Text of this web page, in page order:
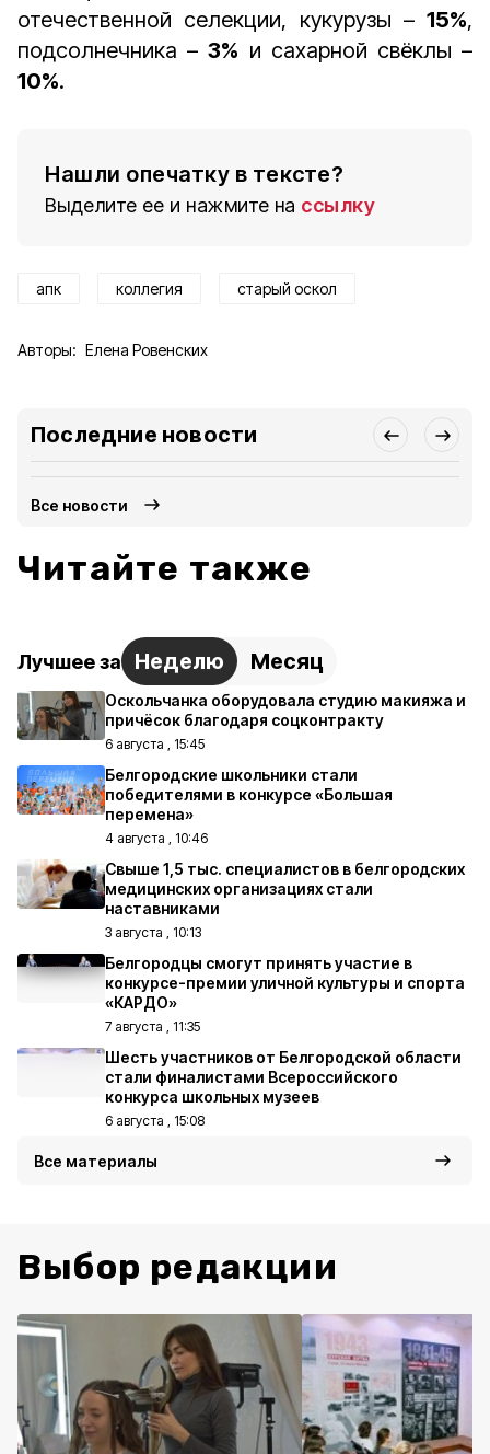
отечественной селекции, кукурузы – 15%,
подсолнечника –3% и сахарной свёклы –
10%.
Нашли опечатку в тексте?
Выделите ее и нажмите на ссылку
апк коллегия старый оскол
Авторы: Елена Ровенских
Последние новости
Все новости
Читайте также
Лучшее за Неделю Месяц
Оскольчанка оборудовала студию макияжа и
причёсок благодаря соцконтракту
6 августа , 15:45
Белгородские школьники стали
победителями в конкурсе «Большая
перемена»
4 августа , 10:46
Свыше 1,5 тыс. специалистов в белгородских
медицинских организациях стали
наставниками
3 августа , 10:13
Белгородцы смогут принять участие в
конкурсе-премии уличной культуры и спорта
«КАРДО»
7 августа , 11:35
Шесть участников от Белгородской области
стали финалистами Всероссийского
конкурса школьных музеев
6 августа , 15:08
Все материалы
Выбор редакции